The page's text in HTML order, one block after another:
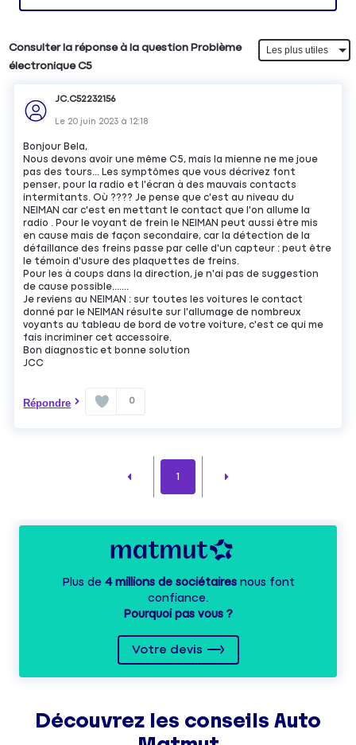
Consulter la réponse à la question Problème
électronique C5
JC.C52232156
Le 20 juin 2023 à12:18
Bonjour Bela,
Nous devons avoir une même C5, mais la mienne ne me joue
pas des tours... Les symptômes que vous décrivez font
penser, pour la radio et l'écran à des mauvais contacts
intermitants. Où ???? Je pense que c'est au niveau du
NEIMAN car c'est en mettant le contact que l'on allume la
radio . Pour le voyant de frein le NEIMAN peut aussi être mis
en cause mais de façon secondaire, car la détection de la
défaillance des freins passe par celle d'un capteur : peut être
le témoin d'usure des plaquettes de freins.
Pour les à coups dans la direction, je n'ai pas de suggestion
de cause possible.......
Je reviens au NEIMAN : sur toutes les voitures le contact
donné par le NEIMAN résulte sur l'allumage de nombreux
voyants au tableau de bord de votre voiture, c'est ce qui me
fais incriminer cet accessoire.
Bon diagnostic et bonne solution
JCC
Répondre 0
1
Plus de 4 millions de sociétairesnous font
confiance.
Pourquoi pas vous ?
Votre devis
Découvrez les conseils Auto